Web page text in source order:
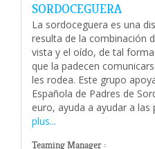
SORDOCEGUERA
La sordoceguera es una
resulta de la combinación
vista y el oído, de tal
que la padecen
les rodea. Este grupo
Española de Padres de
euro, ayuda a ayudar a las
plus...
Teaming Manager :